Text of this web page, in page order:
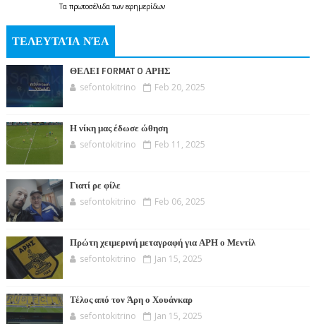
Τα πρωτοσέλιδατων εφημερίδων
ΤΕΛΕΥΤΑΊΑ ΝΈΑ
ΘΕΛΕΙ FORMAT O ΑΡΗΣ
sefontokitrino Feb 20, 2025
Η νίκη μας έδωσε ώθηση
sefontokitrino Feb 11, 2025
Γιατί ρε φίλε
sefontokitrino Feb 06, 2025
Πρώτη χειμερινή μεταγραφή για ΑΡΗ ο Μεντίλ
sefontokitrino Jan 15, 2025
Τέλος από τον Άρη ο Χουάνκαρ
sefontokitrino Jan 15, 2025